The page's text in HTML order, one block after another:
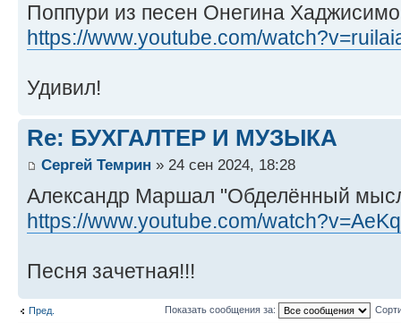
Поппури из песен Онегина
https://www.youtube.com/
Удивил!
Re: БУХГАЛТЕР И МУЗЫКА
Сергей Темрин » 24 сен 2024, 18:28
Александр Маршал "Обделённый
https://www.youtube.com/
Песня зачетная!!!
Пред. Показать сообщения за: